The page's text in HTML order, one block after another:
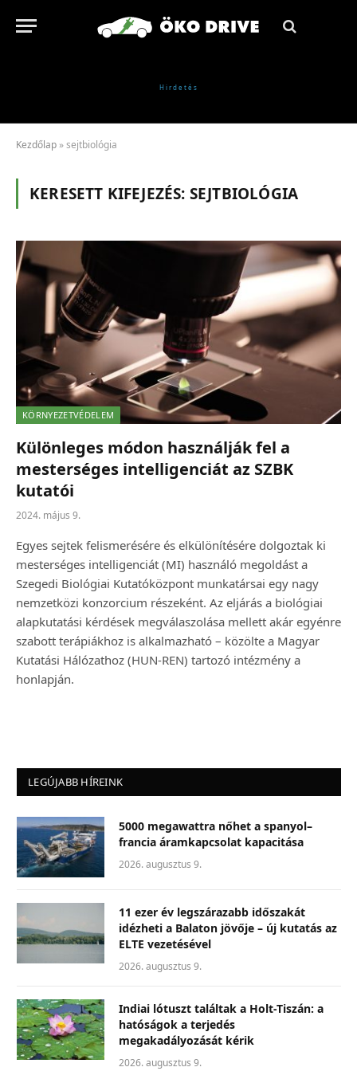
Kezdőlap »sejtbiológia
KERESETT KIFEJEZÉS: SEJTBIOLÓGIA
KÖRNYEZETVÉDELEM
Különleges módon használják fel a
mesterséges intelligenciát az SZBK
kutatói
2024. május 9.
Egyes sejtek felismerésére és elkülönítésére dolgoztak ki
mesterséges intelligenciát (MI) használó megoldást a
Szegedi Biológiai Kutatóközpont munkatársai egy nagy
nemzetközi konzorcium részeként. Az eljárás a biológiai
alapkutatási kérdések megválaszolása mellett akár egyénre
szabott terápiákhoz is alkalmazható – közölte a Magyar
Kutatási Hálózathoz (HUN-REN) tartozó intézmény a
honlapján.
LEGÚJABB HÍREINK
5000 megawattra nőhet a spanyol–
francia áramkapcsolat kapacitása
2026. augusztus 9.
11 ezer év legszárazabb időszakát
idézheti a Balaton jövője – új kutatás az
ELTE vezetésével
2026. augusztus 9.
Indiai lótuszt találtak a Holt-Tiszán: a
hatóságok a terjedés
megakadályozását kérik
2026. augusztus 9.